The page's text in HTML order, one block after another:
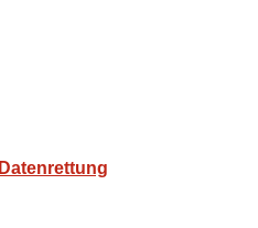
Datenrettung